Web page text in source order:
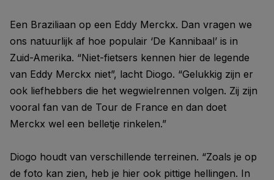
Een Braziliaan op een Eddy Merckx. Dan vragen we
ons natuurlijk af hoe populair ‘De Kannibaal’ is in
Zuid-Amerika. “Niet-fietsers kennen hier de legende
van Eddy Merckx niet”, lacht Diogo. “Gelukkig zijn er
ook liefhebbers die het wegwielrennen volgen. Zij zijn
vooral fan van de Tour de France en dan doet
Merckx wel een belletje rinkelen.”
Diogo houdt van verschillende terreinen. “Zoals je op
de foto kan zien, heb je hier ook pittige hellingen. In